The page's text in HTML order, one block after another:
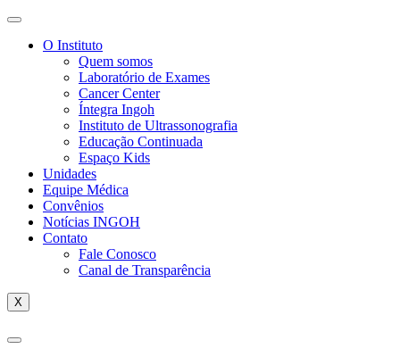
O Instituto
Quem somos
Laboratório de Exames
Cancer Center
Íntegra Ingoh
Instituto de Ultrassonografia
Educação Continuada
Espaço Kids
Unidades
Equipe Médica
Convênios
Notícias INGOH
Contato
Fale Conosco
Canal de Transparência
X